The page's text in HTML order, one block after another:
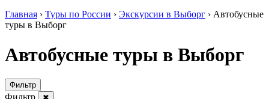
Главная › Туры по России › Экскурсии в Выборг › Автобусные
туры в Выборг
Автобусные туры в Выборг
Фильтр